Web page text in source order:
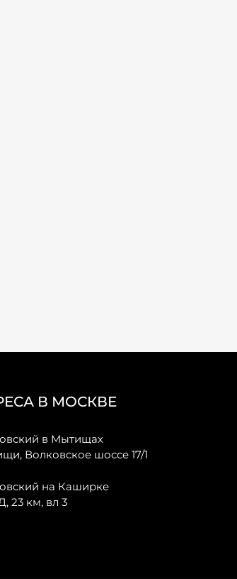
В МОСКВЕ
в Мытищах
Волковское шоссе 17/1
на Каширке
23 км, вл 3